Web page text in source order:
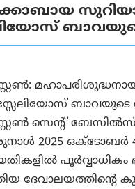
ബാവയുടെ
സെന്‍റ് ബേസില്‍സ്
2025 ഒക്ടോബര്‍
പൂര്‍വ്വാധികം
ദേവാലയത്തിന്‍റെ